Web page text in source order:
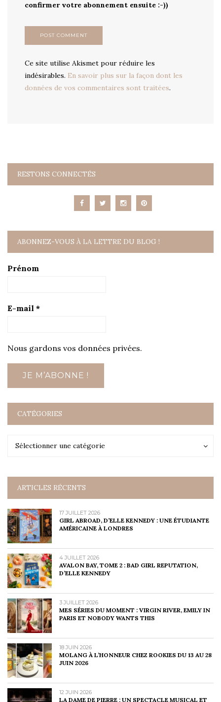
confirmer votre abonnement ensuite :-))
Ce site utilise Akismet pour réduire les
indésirables. En savoir plus sur la façon dont les
données de vos commentaires sont traitées.
RESTONS CONNECTÉS
ABONNEZ-VOUS À LA LETTRE DU BLOG !
Prénom
E-mail *
Nous gardons vos données privées.
CATÉGORIES
Sélectionner une catégorie
Catégories
ARTICLES RÉCENTS
17 JUILLET 2026
GIRL ABROAD, D’ELLE KENNEDY : UNE ÉTUDIANTE
AMÉRICAINE À LONDRES
4 JUILLET 2026
AVALON BAY, TOME 2 : BAD GIRL REPUTATION,
D’ELLE KENNEDY
3 JUILLET 2026
MES SÉRIES DU MOMENT : VIRGIN RIVER, EMILY IN
PARIS ET NOBODY WANTS THIS
18 JUIN 2026
MOLANG À L’HONNEUR CHEZ ROOKIES DU 13 AU 28
JUIN 2026
12 JUIN 2026
LA DAME DE PIERRE : UN SPECTACLE MUSICAL ET